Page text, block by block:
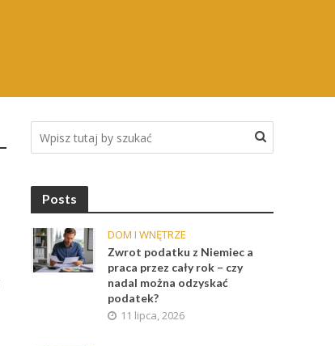
Posts
DOM I WNĘTRZE
Zwrot podatku z Niemiec a
praca przez cały rok – czy
nadal można odzyskać
podatek?
11 lipca, 2026